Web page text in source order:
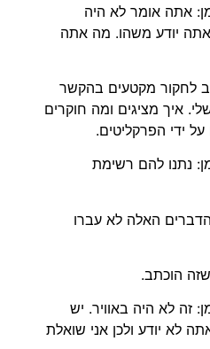
אתה אומר לא היה
יודע משהו. מה אתה
לחקור מקטעים בהקשר
איך מציגים ומה חוקרים
ידי הפרקליטים.
נתנו להם רשימת
האלה לא עברו
הוכתב.
זה לא היה באוויר. יש
לא יודע ולכן אני שואלת